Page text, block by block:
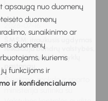
apsaugą nuo duomenų
duomenų
sunaikinimo ar
duomenų
kuriems
funkcijoms ir
ir konfidencialumo
ŠMSM: įtraukusis ugdymas
reikalauja bendrų valstybės,
savivaldybių ir mokyklų
pastangų
Švietimo, mokslo ir sporto